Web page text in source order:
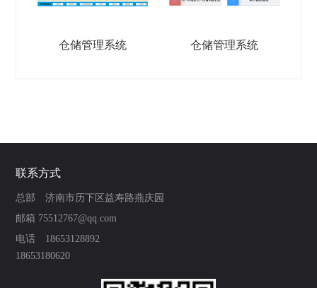
仓储管理系统 仓储管理系统
联系方式
总部 济南市历下区益寿路燕庆园
邮箱 75512767@qq.com
电话 18653128892
18653180620